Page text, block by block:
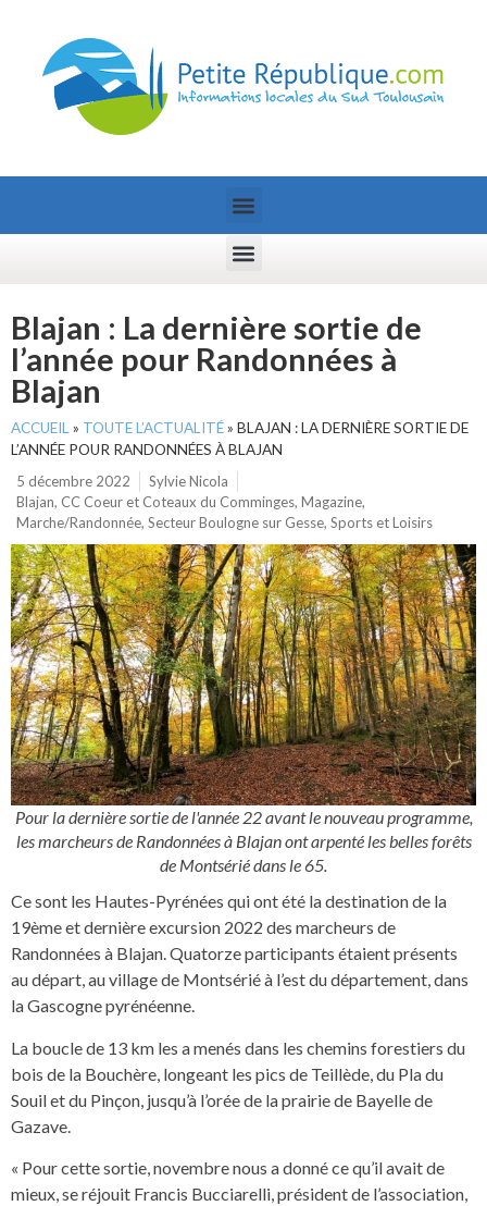
Blajan : La dernière sortie de
l’année pour Randonnées à
Blajan
ACCUEIL » TOUTE L’ACTUALITÉ» BLAJAN : LA DERNIÈRE SORTIE DE
L’ANNÉE POUR RANDONNÉES À BLAJAN
5 décembre 2022
Sylvie Nicola
Blajan, CC Coeur et Coteaux du Comminges, Magazine,
Marche/Randonnée, Secteur Boulogne sur Gesse, Sports et Loisirs
Pour la dernière sortie de l'année 22 avant le nouveau programme,
les marcheurs de Randonnées à Blajan ont arpenté les belles forêts
de Montsérié dans le 65.
Ce sont les Hautes-Pyrénées qui ont été la destination de la
19ème et dernière excursion 2022 des marcheurs de
Randonnées à Blajan. Quatorze participants étaient présents
au départ, au village de Montsérié à l’est du département, dans
la Gascogne pyrénéenne.
La boucle de 13 km les a menés dans les chemins forestiers du
bois de la Bouchère, longeant les pics de Teillède, du Pla du
Souil et du Pinçon, jusqu’à l’orée de la prairie de Bayelle de
Gazave.
« Pour cette sortie, novembre nous a donné ce qu’il avait de
mieux, se réjouit Francis Bucciarelli, président de l’association,